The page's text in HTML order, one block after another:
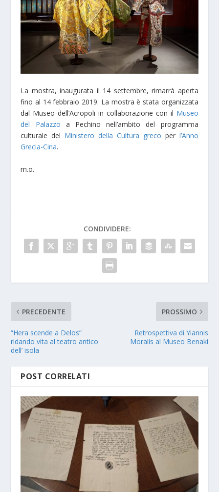
La mostra, inaugurata il 14 settembre, rimarrà aperta
fino al 14 febbraio 2019. La mostra è stata organizzata
dal Museo dell’Acropoli in collaborazione con il Museo
del Palazzo a Pechino nell’ambito del programma
culturale del Ministero della Cultura greco per l’Anno
Grecia-Cina.
m.o.
CONDIVIDERE:
PRECEDENTE
“Hera scende a Delos”
ridando vita al teatro antico
dell’ isola
PROSSIMO
Retrospettiva di Yiannis
Moralis al Museo Benaki
POST CORRELATI